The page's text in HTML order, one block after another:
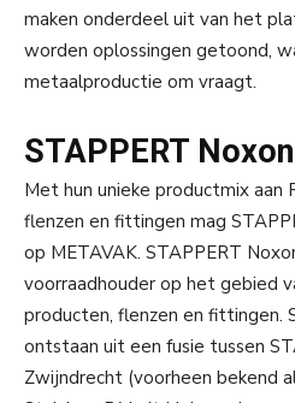
maken onderdeel uit van het
worden oplossingen getoond,
metaalproductie om vraagt.
STAPPERT Noxon
Met hun unieke productmix aan
flenzen en fittingen mag
op METAVAK. STAPPERT
voorraadhouder op het gebied
producten, flenzen en fittingen.
ontstaan uit een fusie tussen
Zwijndrecht (voorheen bekend